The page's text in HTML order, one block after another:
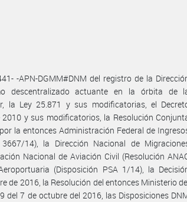
-APN-DGMM#DNM del registro de la
descentralizado actuante en la órbita de
la Ley 25.871 y sus modificatorias, el
y sus modificatorios, la Resolución
la entonces Administración Federal de
14), la Dirección Nacional de
Nacional de Aviación Civil (Resolución
(Disposición PSA 1/14), la
de 2016, la Resolución del entonces Ministerio
del 7 de octubre del 2016, las Disposiciones